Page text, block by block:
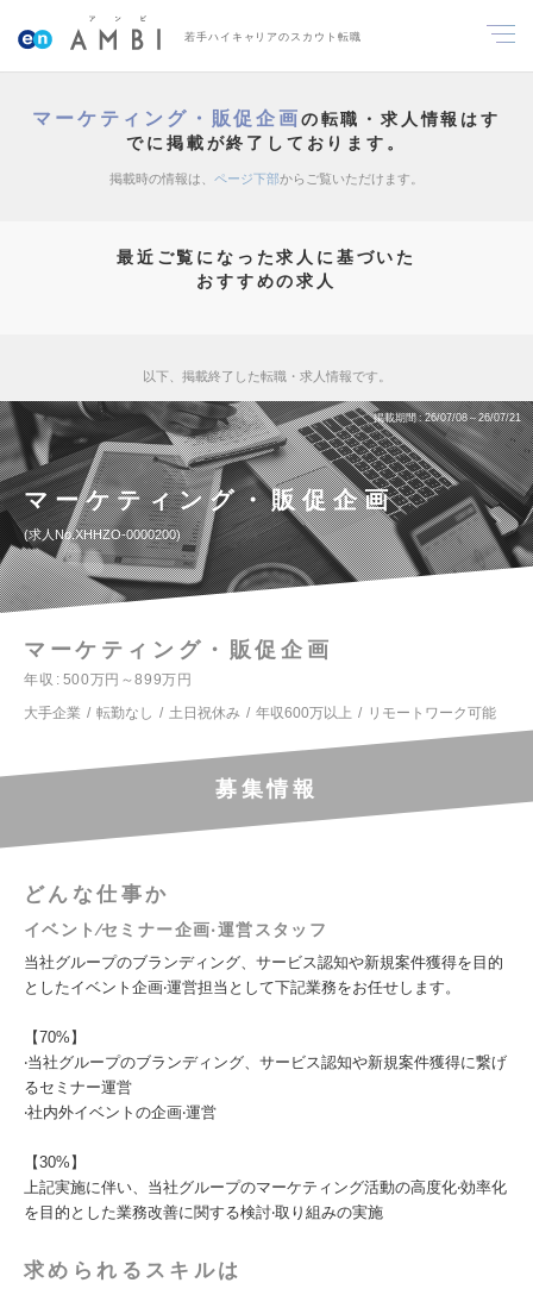
若手ハイキャリアのスカウト転職
マーケティング・販促企画の転職・求人情報はす
でに掲載が終了しております。
掲載時の情報は、 ページ下部からご覧いただけます。
最近ご覧になった求人に基づいた
おすすめの求人
以下、掲載終了した転職・求人情報です。
掲載期間 26/07/08～26/07/21
マーケティング・販促企画
求人No.XHHZO-0000200
マーケティング・販促企画
年収
500万円～899万円
大手企業
転勤なし 土日祝休み 年収600万以上 リモートワーク可能
募集情報
どんな仕事か
イベント∕セミナー企画‧運営スタッフ
当社グループのブランディング、サービス認知や新規案件獲得を⽬的
としたイベント企画‧運営担当として下記業務をお任せします。
【70%】
‧当社グループのブランディング、サービス認知や新規案件獲得に繋げ
るセミナー運営
‧社内外イベントの企画‧運営
【30%】
上記実施に伴い、当社グループのマーケティング活動の⾼度化‧効率化
を⽬的とした業務改善に関する検討‧取り組みの実施
求められるスキルは